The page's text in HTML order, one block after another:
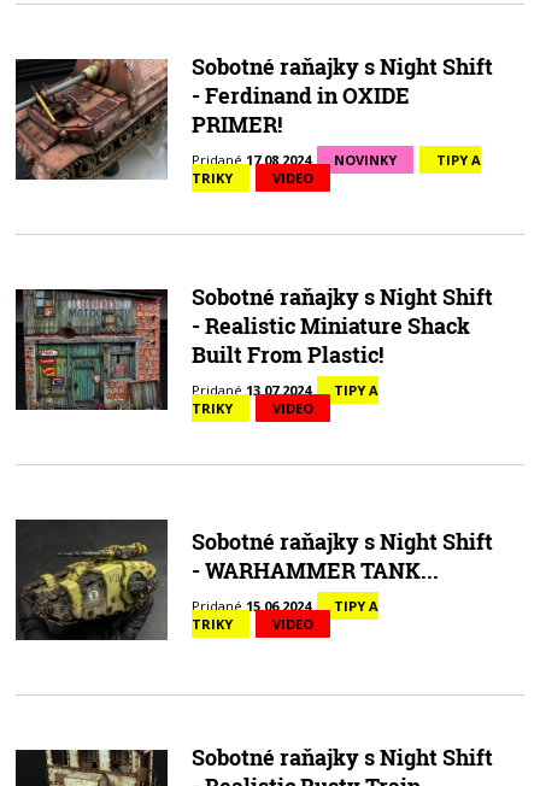
Sobotné raňajky s Night Shift
- Ferdinand in OXIDE
PRIMER!
Pridané17.08.2024 NOVINKY
TIPY A
TRIKY
VIDEO
Sobotné raňajky s Night Shift
- Realistic Miniature Shack
Built From Plastic!
Pridané13.07.2024
TIPY A
TRIKY
VIDEO
Sobotné raňajky s Night Shift
- WARHAMMER TANK...
Pridané15.06.2024
TIPY A
TRIKY
VIDEO
Sobotné raňajky s Night Shift